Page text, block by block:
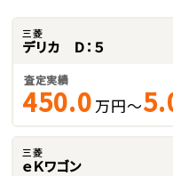
三菱
デリカ Ｄ：５
査定実績
450.0 万円～
三菱
ｅＫワゴン